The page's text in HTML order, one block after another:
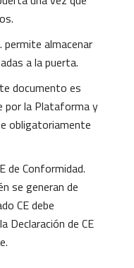
almacenar
a la puerta.
documento es
por la Plataforma y
obligatoriamente
de Conformidad.
se generan de
CE debe
Declaración de CE